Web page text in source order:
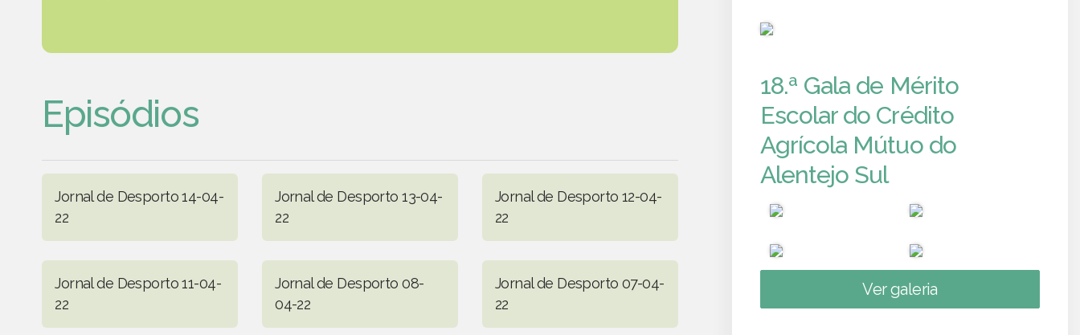
Episódios
Jornal de Desporto 14-04-
22
Jornal de Desporto 13-04-
22
Jornal de Desporto 12-04-
22
Jornal de Desporto 11-04-
22
Jornal de Desporto 08-
04-22
Jornal de Desporto 07-04-
22
18.ª Gala de Mérito
Escolar do Crédito
Agrícola Mútuo do
Alentejo Sul
Ver galeria